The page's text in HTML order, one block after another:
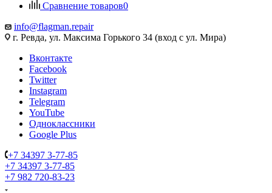
Сравнение товаров0
info@flagman.repair
г. Ревда, ул. Максима Горького 34 (вход с ул. Мира)
Вконтакте
Facebook
Twitter
Instagram
Telegram
YouTube
Одноклассники
Google Plus
+7 34397 3-77-85
+7 34397 3-77-85
+7 982 720-83-23